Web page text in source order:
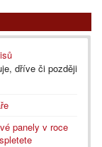
dříve či později
panely v roce